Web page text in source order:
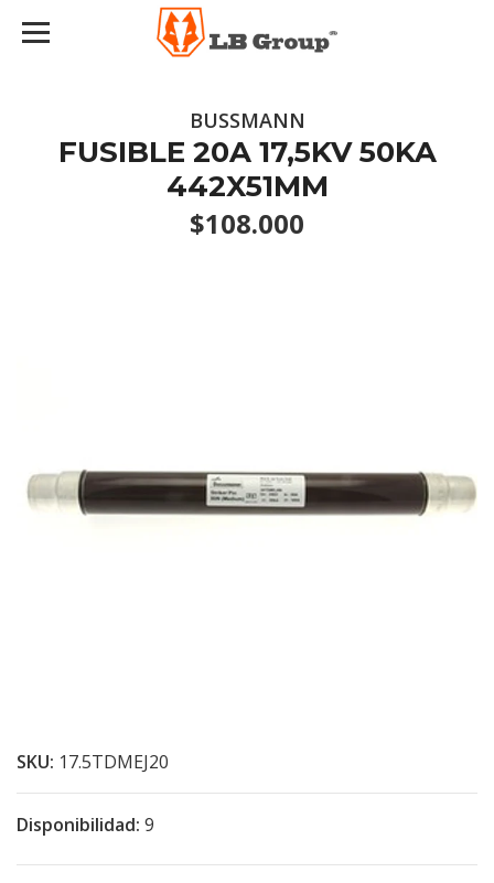
BUSSMANN
FUSIBLE 20A 17,5KV 50KA
442X51MM
$108.000
SKU: 17.5TDMEJ20
Disponibilidad: 9